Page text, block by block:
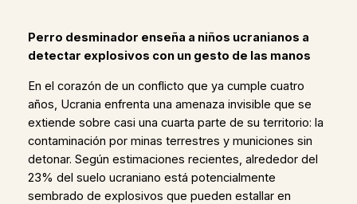
Perro desminador enseña a niños ucranianos a
detectar explosivos con un gesto de las manos
En el corazón de un conflicto que ya cumple cuatro
años, Ucrania enfrenta una amenaza invisible que se
extiende sobre casi una cuarta parte de su territorio: la
contaminación por minas terrestres y municiones sin
detonar. Según estimaciones recientes, alrededor del
23% del suelo ucraniano está potencialmente
sembrado de explosivos que pueden estallar en